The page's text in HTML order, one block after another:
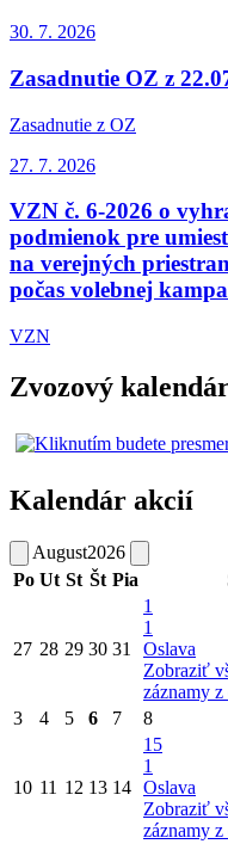
30. 7. 2026
Zasadnutie OZ z
Zasadnutie z OZ
27. 7. 2026
VZN č. 6-2026 o
podmienok pre
na verejných
počas volebnej
VZN
Zvozový
Kalendár akcií
August2026
Po Ut St Št Pia
27 28 29 30 31
1
1
Oslava
Zobraziť
záznamy z
3 4 5 6 7 8
10 11 12 13 14
15
1
Oslava
Zobraziť
záznamy z